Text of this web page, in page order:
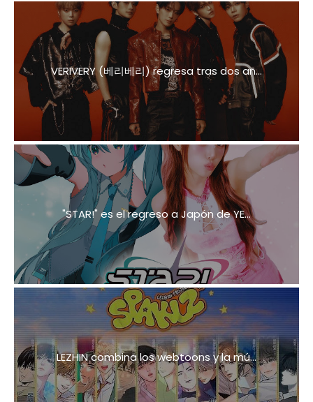
VERIVERY (베리베리) regresa tras dos añ...
"STAR!" es el regreso a Japón de YE...
LEZHIN combina los webtoons y la mú...